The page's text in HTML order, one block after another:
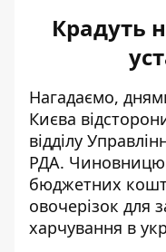
Крадуть
Нагадаємо,
Києва
відділу
РДА. Чиновницю
бюджетних
овочерізок для
харчування в